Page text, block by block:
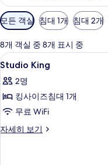
객
실
에
사
용
가
능
한
터
모든 객실 침대 1개 침대 2개
8개 객실 중 8개 표시 중
Studio
King
사
진
모
두
3
Studio King
2명
킹사이즈침대 1개
무료 WiFi
자세히 보기
Studio